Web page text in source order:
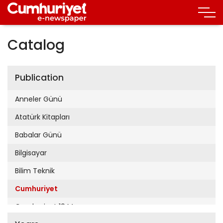
Catalog
Publication
Anneler Günü
Atatürk Kitapları
Babalar Günü
Bilgisayar
Bilim Teknik
Cumhuriyet
Cumhuriyet 19 Mayıs